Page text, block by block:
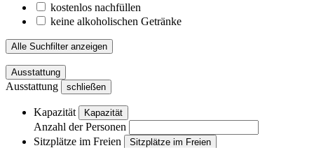
kostenlos nachfüllen
keine alkoholischen Getränke
Alle Suchfilter anzeigen
Ausstattung
Ausstattung schließen
Kapazität Kapazität
Anzahl der Personen
Sitzplätze im Freien
Sitzplätze im Freien